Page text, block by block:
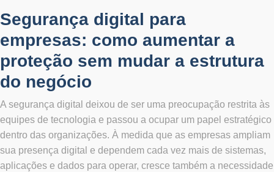
Segurança digital para
empresas: como aumentar a
proteção sem mudar a estrutura
do negócio
A segurança digital deixou de ser uma preocupação restrita às
equipes de tecnologia e passou a ocupar um papel estratégico
dentro das organizações. À medida que as empresas ampliam
sua presença digital e dependem cada vez mais de sistemas,
aplicações e dados para operar, cresce também a necessidade